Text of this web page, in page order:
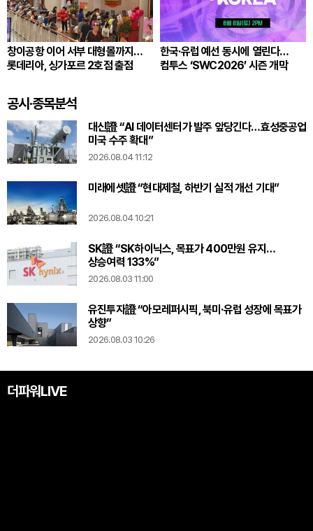
창이공항 이어 서부 대형몰까지…
롯데리아, 싱가포르 2호점 출점
한국·유럽 예선 동시에 열린다…
컴투스 ‘SWC2026’ 시즌 개막
공시·종목분석
대신證 “AI 데이터센터가 발주 앞당긴다…효성중공업
미국 수주 확대”
2026.08.04 11:12
미래에셋證 “현대제철, 하반기 실적 개선 기대”
2026.08.04 10:21
SK證 “SK하이닉스, 목표가 400만원 유지…
상승여력 133%”
2026.08.03 11:00
유진투자證 “아모레퍼시픽, 북미·유럽 성장에 목표가
상향”
2026.08.03 10:26
더파워LIVE